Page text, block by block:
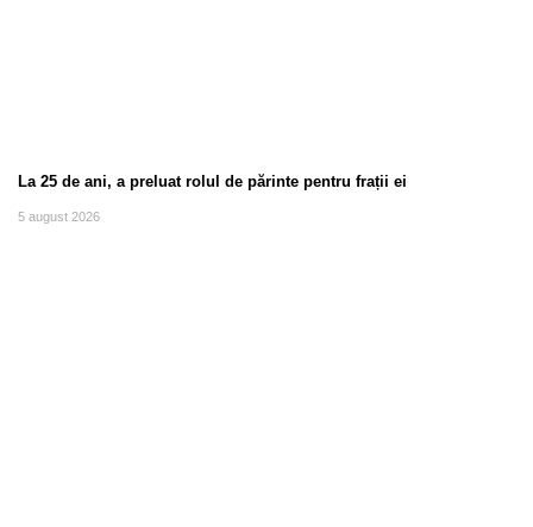
La 25 de ani, a preluat rolul de părinte pentru frații ei
5 august 2026